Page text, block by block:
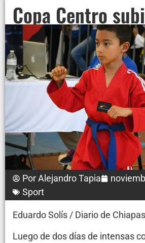
Copa Centro
PorAlejandro Tapia
Sport
Eduardo Solís / Diario de Chiapas
Luego de dos días de intensas